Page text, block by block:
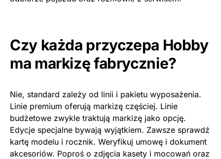
Czy każda przyczepa Hobby
ma markizę fabrycznie?
Nie, standard zależy od linii i pakietu wyposażenia.
Linie premium oferują markizę częściej. Linie
budżetowe zwykle traktują markizę jako opcję.
Edycje specjalne bywają wyjątkiem. Zawsze sprawdź
kartę modelu i rocznik. Weryfikuj umowę i dokument
akcesoriów. Poproś o zdjęcia kasety i mocowań oraz